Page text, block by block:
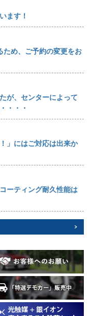
ます！
ため、ご予約の変更をお
が、センターによって
・・・
」にはご対応は出来か
ーティング耐久性能は